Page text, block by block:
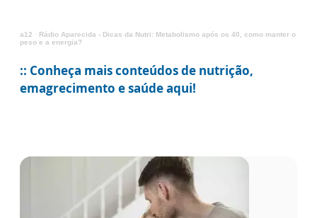
a12 · Rádio Aparecida - Dicas da Nutri: Metabolismo após os 40, como manter o
peso e a energia?
:: Conheça mais conteúdos de nutrição,
emagrecimento e saúde aqui!